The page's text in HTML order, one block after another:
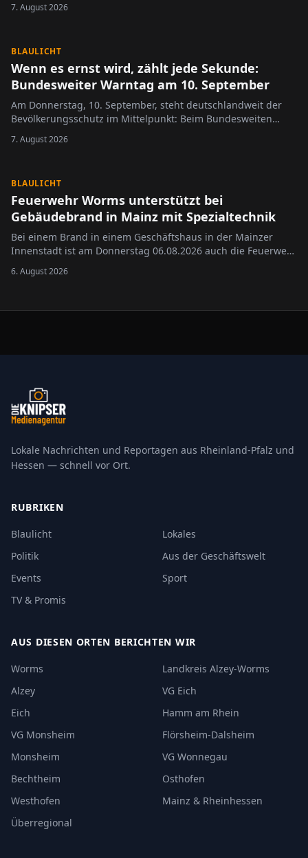
sie das Tier am Vormittag mutmaßlich flugunfähig auf einem
7. August 2026
BLAULICHT
Wenn es ernst wird, zählt jede Sekunde:
Bundesweiter Warntag am 10. September
Am Donnerstag, 10. September, steht deutschlandweit der
Bevölkerungsschutz im Mittelpunkt: Beim Bundesweiten
ihre Warnsysteme für Krisen- und Katastrophenfälle.
7. August 2026
BLAULICHT
Feuerwehr Worms unterstützt bei
Gebäudebrand in Mainz mit Spezialtechnik
Bei einem Brand in einem Geschäftshaus in der Mainzer
Innenstadt ist am Donnerstag 06.08.2026 auch die Feuerwehr
6. August 2026
Lokale Nachrichten und Reportagen aus Rheinland-Pfalz und
Hessen — schnell vor Ort.
RUBRIKEN
Blaulicht
Lokales
Politik
Aus der Geschäftswelt
Events
Sport
TV & Promis
AUS DIESEN ORTEN BERICHTEN WIR
Worms
Landkreis Alzey-Worms
Alzey
VG Eich
Eich
Hamm am Rhein
VG Monsheim
Flörsheim-Dalsheim
Monsheim
VG Wonnegau
Bechtheim
Osthofen
Westhofen
Mainz & Rheinhessen
Überregional